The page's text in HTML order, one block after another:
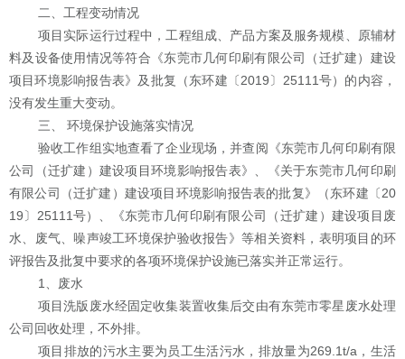
二、工程变动情况
项目实际运行过程中，工程组成、产品方案及服务规模、原辅材
料及设备使用情况等符合《东莞市几何印刷有限公司（迁扩建）建设
项目环境影响报告表》及批复（东环建〔2019〕 25111号）的内容，
没有发生重大变动。
三、
环境保护设施落实情况
验收工作组实地查看了企业现场，并查阅《东莞市几何印刷有限
公司（迁扩建） 建设项目环境影响报告表》、《关于东莞市几何印刷
有限公司（迁扩建） 建设项目环境影响报告表的批复》（东环建〔20
19〕 25111号）、《东莞市几何印刷有限公司（迁扩建） 建设项目废
水、废气、噪声竣工环境保护验收报告》等相关资料，表明项目的环
评报告及批复中要求的各项环境保护设施已落实并正常运行。
1
、废水
项目洗版废水经固定收集装置收集后交由有东莞市零星废水处理
公司回收处理，不外排。
项目排放的污水主要为员工生活污水，排放量为269.1t/a ，生活